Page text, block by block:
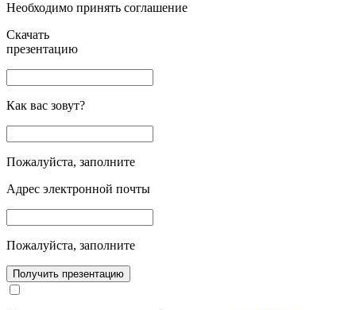
Необходимо принять соглашение
Скачать
презентацию
Как вас зовут?
Пожалуйста, заполните
Адрес электронной почты
Пожалуйста, заполните
Получить презентацию